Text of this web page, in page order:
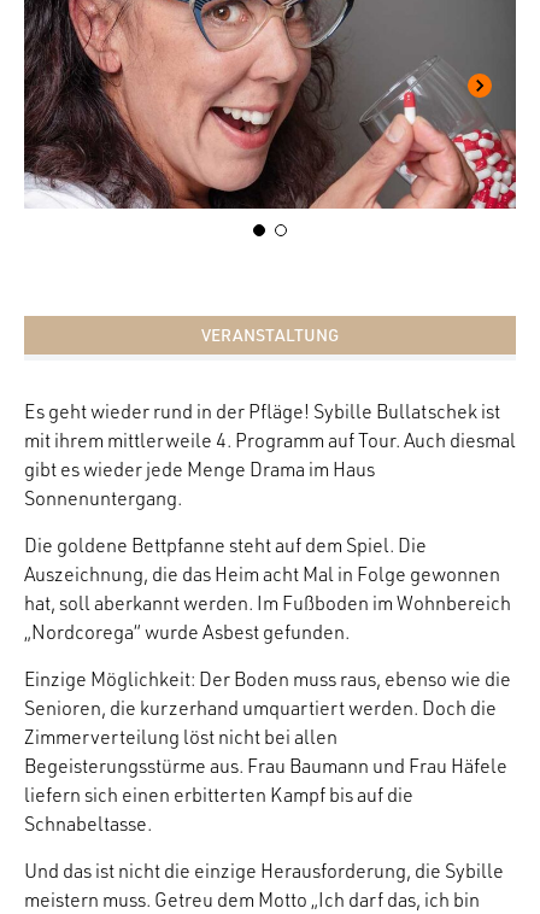
VERANSTALTUNG
Es geht wieder rund in der Pfläge! Sybille Bullatschek ist
mit ihrem mittlerweile 4. Programm auf Tour. Auch diesmal
gibt es wieder jede Menge Drama im Haus
Sonnenuntergang.
Die goldene Bettpfanne steht auf dem Spiel. Die
Auszeichnung, die das Heim acht Mal in Folge gewonnen
hat, soll aberkannt werden. Im Fußboden im Wohnbereich
„Nordcorega“ wurde Asbest gefunden.
Einzige Möglichkeit: Der Boden muss raus, ebenso wie die
Senioren, die kurzerhand umquartiert werden. Doch die
Zimmerverteilung löst nicht bei allen
Begeisterungsstürme aus. Frau Baumann und Frau Häfele
liefern sich einen erbitterten Kampf bis auf die
Schnabeltasse.
Und das ist nicht die einzige Herausforderung, die Sybille
meistern muss. Getreu dem Motto „Ich darf das, ich bin